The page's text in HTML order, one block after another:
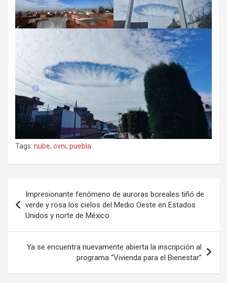
Tags: nube, ovni, puebla
de
entradas
Impresionante fenómeno de auroras boreales tiñó de
verde y rosa los cielos del Medio Oeste en Estados
Unidos y norte de México
Ya se encuentra nuevamente abierta la inscripción al
programa “Vivienda para el Bienestar”